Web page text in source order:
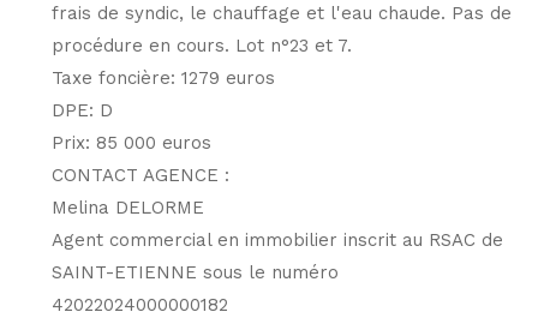
frais de syndic, le chauffage et l'eau chaude. Pas de
procédure en cours. Lot n°23 et 7.
Taxe foncière: 1279 euros
DPE: D
Prix: 85 000 euros
CONTACT AGENCE :
Melina DELORME
Agent commercial en immobilier inscrit au RSAC de
SAINT-ETIENNE sous le numéro
42022024000000182